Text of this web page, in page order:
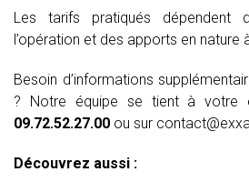
Les tarifs pratiqués dépendent
l’opération et des apports en nature
Besoin d’informations
? Notre équipe se tient à votre
09.72.52.27.00 ou sur
Découvrez aussi :